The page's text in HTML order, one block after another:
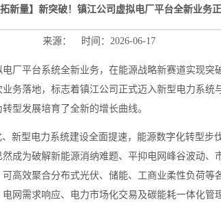
拓新量】新突破！镇江公司虚拟电厂平台全新业务
来源： 时间：2026-06-17
厂平台系统全新业务，在能源战略新赛道实现突
务落地，标志着镇江公司正式迈入新型电力系统
型发展培育了全新的增长曲线。
、新型电力系统建设全面提速，能源数字化转型步
成为破解新能源消纳难题、平抑电网峰谷波动、
高效聚合分布式光伏、储能、工商业柔性负荷等
网需求响应、电力市场化交易及碳能耗一体化管